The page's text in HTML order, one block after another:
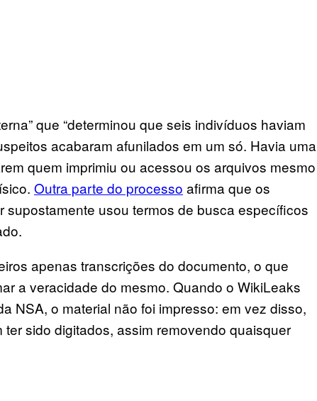
que “determinou que seis indivíduos haviam
acabaram afunilados em um só. Havia uma
quem imprimiu ou acessou os arquivos mesmo
Outra parte do processo afirma que os
supostamente usou termos de busca específicos
apenas transcrições do documento, o que
a veracidade do mesmo. Quando o WikiLeaks
NSA, o material não foi impresso: em vez disso,
ter sido digitados, assim removendo quaisquer